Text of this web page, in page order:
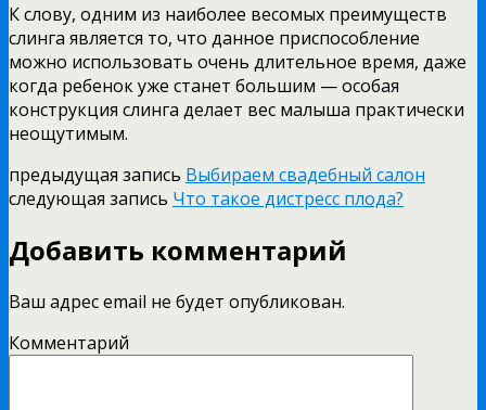
К слову, одним из наиболее весомых преимуществ
слинга является то, что данное приспособление
можно использовать очень длительное время, даже
когда ребенок уже станет большим — особая
конструкция слинга делает вес малыша практически
неощутимым.
предыдущая запись Выбираем свадебный салон
следующая запись Что такое дистресс плода?
Добавить комментарий
Ваш адрес email не будет опубликован.
Комментарий